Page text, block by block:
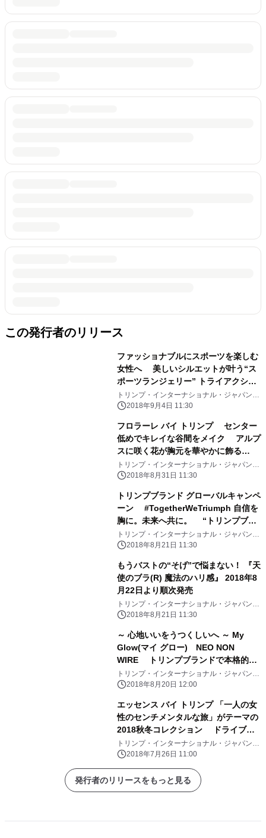
この発行者のリリース
ファッショナブルにスポーツを楽しむ
女性へ 美しいシルエットが叶う“ス
ポーツランジェリー” トライアクショ
ン バイ トリンプ 2018年秋冬新商品
2018年9月5日(水)より順次発売
トリンプ・インターナショナル・ジャパン株
式会社2018年9月4日 11:30
フロラーレ バイ トリンプ センター
低めでキレイな谷間をメイク アルプ
スに咲く花が胸元を華やかに飾る
FL505シリーズ 9月5日(水)より順次
発売
トリンプ・インターナショナル・ジャパン株
式会社2018年8月31日 11:30
トリンプブランド グローバルキャンペ
ーン #TogetherWeTriumph 自信を
胸に。未来へ共に。 “トリンプブラ
ンド アンバサダー”佐田真由美さん メ
ッセージ動画 秋篇 8月22日(水)よ
順次公開
トリンプ・インターナショナル・ジャパン株
式会社2018年8月21日 11:30
もうバストの“そげ”で悩まない！ 『天
使のブラ(R) 魔法のハリ感』 2018年8
月22日より順次発売
トリンプ・インターナショナル・ジャパン株
式会社2018年8月21日 11:30
～ 心地いいをうつくしいへ ～ My
Glow(マイ グロー) NEO NON
WIRE トリンプブランドで本格的に
ノンワイヤーブラジャーカテゴリーに
参入 2018年10月3日(水)デビュー
トリンプ・インターナショナル・ジャパン株
式会社2018年8月20日 12:00
エッセンス バイ トリンプ 「一人の女
性のセンチメンタルな旅」がテーマの
2018秋冬コレクション ドライブシ
ーンや夕暮れを表現したアイテムの登
場
トリンプ・インターナショナル・ジャパン株
式会社2018年7月26日 11:00
発行者のリリースをもっと見る